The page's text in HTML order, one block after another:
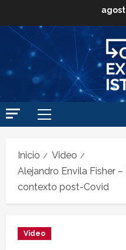
Inicio
Video
Alejandro Envila Fisher
contexto post-Covid
Video